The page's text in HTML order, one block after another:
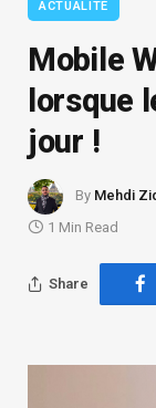
ACTUALITÉ
Mobile
lorsque
jour !
By Mehdi
1 Min Read
Share